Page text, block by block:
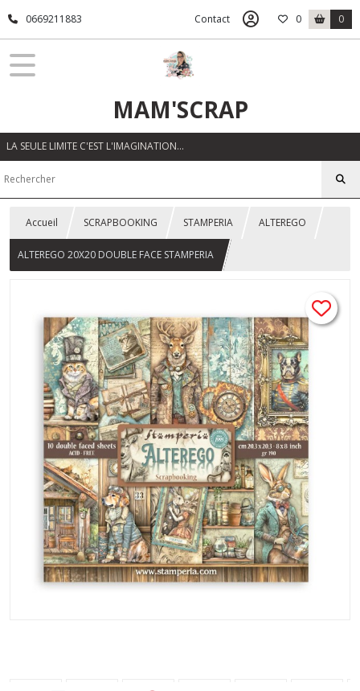
0669211883 Contact 0 0
MAM'SCRAP
LA SEULE LIMITE C'EST L'IMAGINATION…
Accueil SCRAPBOOKING STAMPERIA ALTEREGO
ALTEREGO 20X20 DOUBLE FACE STAMPERIA